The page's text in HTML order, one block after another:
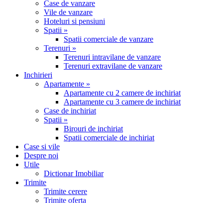
Case de vanzare
Vile de vanzare
Hoteluri si pensiuni
Spatii »
Spatii comerciale de vanzare
Terenuri »
Terenuri intravilane de vanzare
Terenuri extravilane de vanzare
Inchirieri
Apartamente »
Apartamente cu 2 camere de inchiriat
Apartamente cu 3 camere de inchiriat
Case de inchiriat
Spatii »
Birouri de inchiriat
Spatii comerciale de inchiriat
Case si vile
Despre noi
Utile
Dictionar Imobiliar
Trimite
Trimite cerere
Trimite oferta